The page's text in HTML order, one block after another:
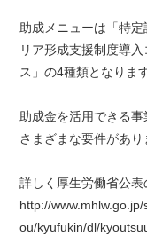
助成メニューは「特
リア形成支援制度導
ス」の4種類となります
助成金を活用できる事
さまざまな要件があり
詳しく厚生労働省公表
http://
ou/kyufukin/dl/